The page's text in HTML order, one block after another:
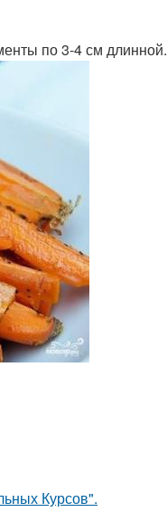
по 3-4 см длинной.
Курсов".